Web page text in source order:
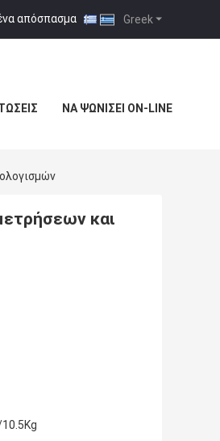
Greek
απόσπασμα |
ΝΑ ΨΩΝΊΣΕΙ ON-LINE
και